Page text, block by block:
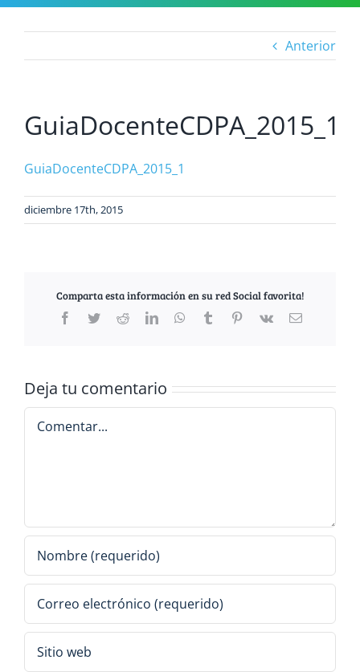
Anterior
GuiaDocenteCDPA_2015_1
GuiaDocenteCDPA_2015_1
diciembre 17th, 2015
Comparta esta información en su red Social favorita!
Facebook
TwitterRedditLinkedInWhatsApp
TumblrPinterest
Vk
Correo
Deja tu comentario
Comentar